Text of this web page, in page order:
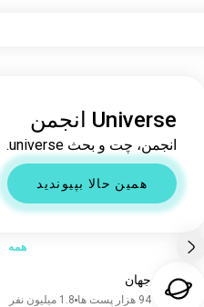
Universe انجمن
انجمن، چت و بحث universe.
همین حالا بپیوندید
همه
جهان
94 هزار پست ها 1.8 میلیون نفر